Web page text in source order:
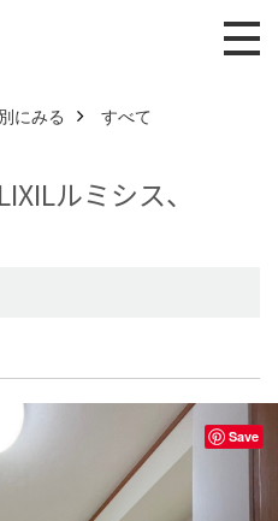
にみる すべて
ルミシス、
Save